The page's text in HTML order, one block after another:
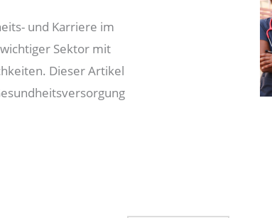
und Karriere im
Sektor mit
Dieser Artikel